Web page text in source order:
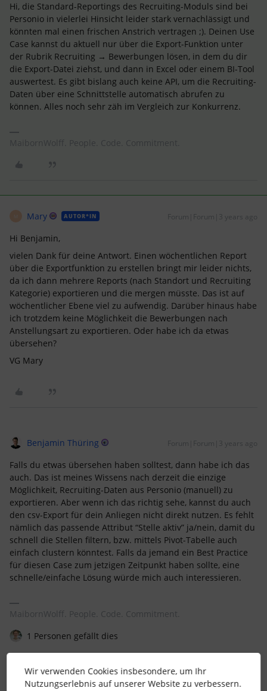
Hi, die Standard-Reportings des Recruiting-Moduls sind bei
Personio in vielerlei Hinsicht leider stark vernachlässigt und
könnten mal einen frischen Anstrich vertragen ;). Deinen Use
Case kannst du aktuell nur über die Export-Funktion unter
der Rubrik Recruiting → Bewerbungen lösen, in dem du dir
die Export-Datei ziehst, und dann in Excel oder einem BI-Tool
auswertest. Es gibt bislang auch keine API, um die Recruiting-
Daten über eine Schnittstelle automatisch abrufen zu
können. Alles noch sehr zäh im Vergleich zur Konkurrenz.
Mary AUTOR*IN Forum|Forum|3 years ago
Hi Benjamin,
vielen Dank für deine Antwort. Einen wöchentlichen Report
über die Exportfunktion zu erstellen bringt mir leider nichts,
da ich dann mehrere Reports (nach Standort und Recruiting
Kategorie) exportieren und die mergen müsste. Das ist auf
wöchentlicher Ebene viel zu aufwendig. Darüber hinaus habe
ich trotzdem keine Möglichkeit die Bewerbungen nach
Anstellungsart zu exportieren. Oder habe ich da etwas
übersehen?
VG Mary
Benjamin Thüring Forum|Forum|3 years ago
Falls du etwas übersehen haben solltest, dann habe ich das
auch. Das ist meines Wissens nach derzeit die einzige
Möglichkeit, Recruiting-Daten aus Personio (manuell) zu
exportieren. Aber wenn ich das richtig sehe, kannst du auch
den csv-Export für dein Anliegen nicht direkt nutzen. Es fehlt
nämlich das passende Attribut “Stelle aktiv” ja/nein, damit du
schnell die Stellen filtern, bzw. mittels Pivot-Tabelle auch
einfach clustern könntest. Falls da jemand ein Best Practice
für diesen Case zum jetzigen Zeitpunkt haben sollte, eine
schnelle/einfache Lösung würde mich auch interessieren.
MaibornWolff. People. Code. Commitment.
1 Personen gefällt dies
Wir verwenden Cookies insbesondere, um Ihr
Nutzungserlebnis auf unserer Website zu verbessern.